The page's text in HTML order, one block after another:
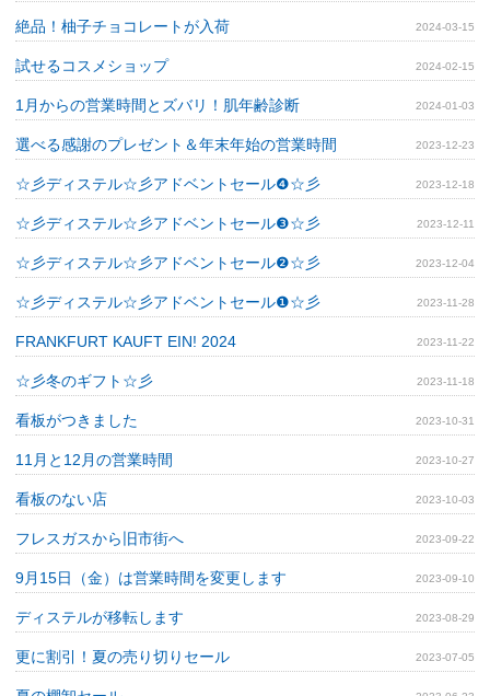
絶品！柚子チョコレートが入荷 2024-03-15
試せるコスメショップ 2024-02-15
1月からの営業時間とズバリ！肌年齢診断 2024-01-03
選べる感謝のプレゼント＆年末年始の営業時間 2023-12-23
☆彡ディステル☆彡アドベントセール❹☆彡 2023-12-18
☆彡ディステル☆彡アドベントセール❸☆彡 2023-12-11
☆彡ディステル☆彡アドベントセール❷☆彡 2023-12-04
☆彡ディステル☆彡アドベントセール❶☆彡 2023-11-28
FRANKFURT KAUFT EIN! 2024 2023-11-22
☆彡冬のギフト☆彡 2023-11-18
看板がつきました 2023-10-31
11月と12月の営業時間 2023-10-27
看板のない店 2023-10-03
フレスガスから旧市街へ 2023-09-22
9月15日（金）は営業時間を変更します 2023-09-10
ディステルが移転します 2023-08-29
更に割引！夏の売り切りセール 2023-07-05